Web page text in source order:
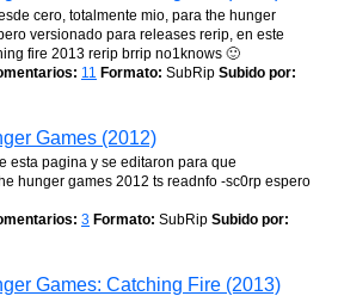
cero, totalmente mio, para the hunger
versionado para releases rerip, en este
fire 2013 rerip brrip no1knows 🙂
11 Formato: SubRip Subido por:
Games (2012)
esta pagina y se editaron para que
hunger games 2012 ts readnfo -sc0rp espero
3 Formato: SubRip Subido por:
Games: Catching Fire (2013)